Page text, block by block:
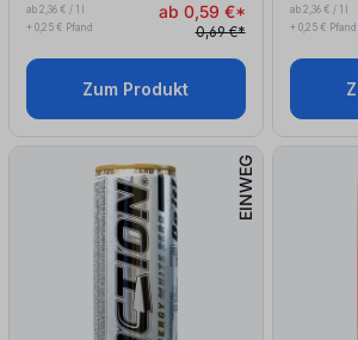
ab 2,36 € / 1 l
+ 0,25 € Pfand
ab 0,59 €*
0,69 €*
Zum Produkt
ab 2,36 € / 1 l
+ 0,25 € Pfand
EINWEG